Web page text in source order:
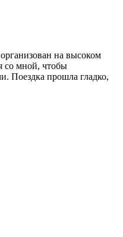
на высоком
со мной, чтобы
Поездка прошла гладко,